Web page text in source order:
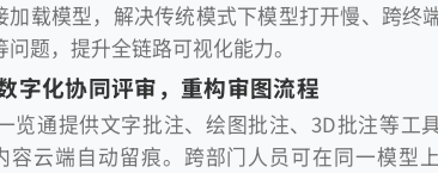
加载模型，解决传统模式下模型打开慢、跨终
问题，提升全链路可视化能力。
字化协同评审，重构审图流程
览通提供文字批注、绘图批注、3D批注等工
容云端自动留痕。跨部门人员可在同一模型